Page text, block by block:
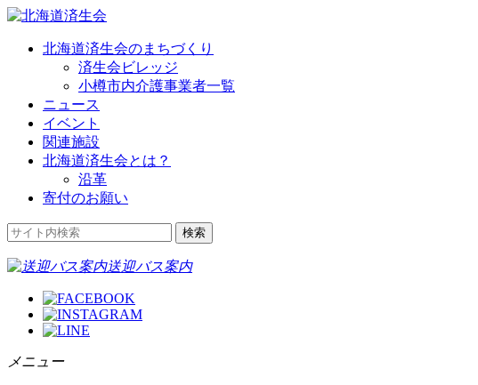
北海道済生会のまちづくり
済生会ビレッジ
小樽市内介護事業者一覧
ニュース
イベント
関連施設
北海道済生会とは？
沿革
寄付のお願い
送迎バス案内
メニュー